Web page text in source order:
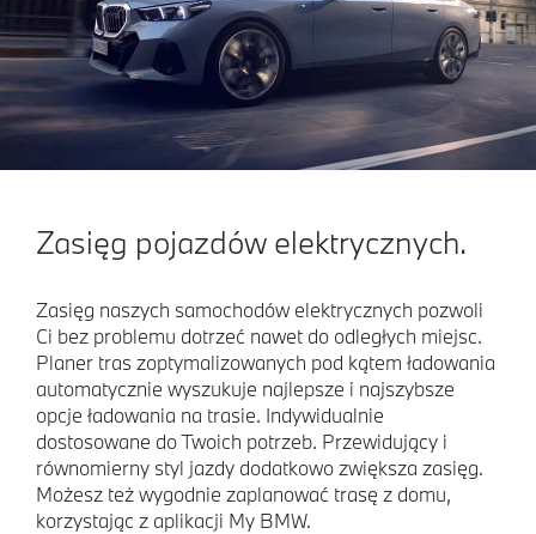
Zasięg pojazdów elektrycznych.
Zasięg naszych samochodów elektrycznych pozwoli
Ci bez problemu dotrzeć nawet do odległych miejsc.
Planer tras zoptymalizowanych pod kątem ładowania
automatycznie wyszukuje najlepsze i najszybsze
opcje ładowania na trasie. Indywidualnie
dostosowane do Twoich potrzeb. Przewidujący i
równomierny styl jazdy dodatkowo zwiększa zasięg.
Możesz też wygodnie zaplanować trasę z domu,
korzystając z aplikacji My BMW.